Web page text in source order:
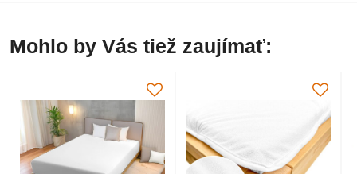
Mohlo by Vás tiež zaujímať: